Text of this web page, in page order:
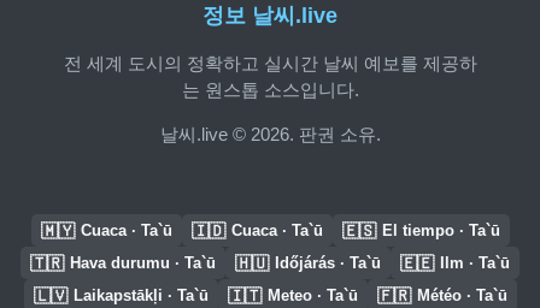
정보 날씨.live
전 세계 도시의 정확하고 실시간 날씨 예보를 제공하
는 원스톱 소스입니다.
날씨.live © 2026. 판권 소유.
🇲🇾 Cuaca · Ta`ū 🇮🇩 Cuaca · Ta`ū 🇪🇸 El tiempo · Ta`ū
🇹🇷 Hava durumu · Ta`ū 🇭🇺 Időjárás · Ta`ū 🇪🇪 Ilm · Ta`ū
🇱🇻 Laikapstākļi · Ta`ū 🇮🇹 Meteo · Ta`ū 🇫🇷 Météo · Ta`ū